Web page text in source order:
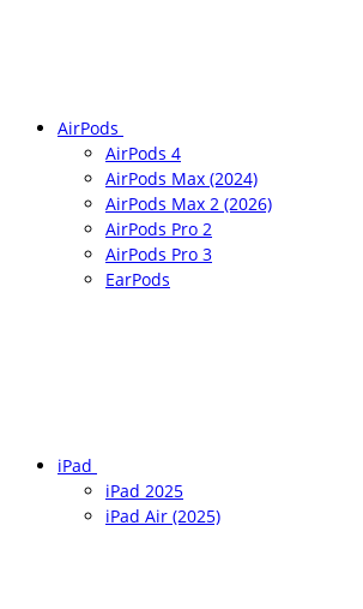
AirPods
AirPods 4
AirPods Max (2024)
AirPods Max 2 (2026)
AirPods Pro 2
AirPods Pro 3
EarPods
iPad
iPad 2025
iPad Air (2025)